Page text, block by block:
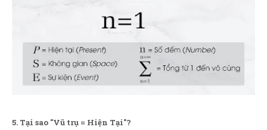
5. Tại sao "Vũ trụ = Hiện Tại"?